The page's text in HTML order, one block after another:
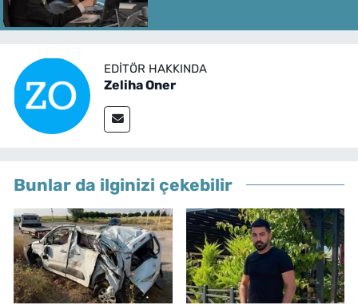
EDITÖR HAKKINDA
Zeliha Oner
Bunlar da ilginizi çekebilir